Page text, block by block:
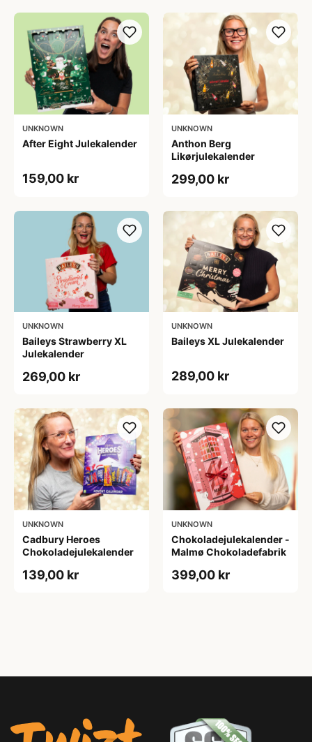
UNKNOWN
After Eight Julekalender
159,00 kr
UNKNOWN
Anthon Berg
Likørjulekalender
299,00 kr
UNKNOWN
Baileys Strawberry XL
Julekalender
269,00 kr
UNKNOWN
Baileys XL Julekalender
289,00 kr
UNKNOWN
Cadbury Heroes
Chokoladejulekalender
139,00 kr
UNKNOWN
Chokoladejulekalender -
Malmø Chokoladefabrik
399,00 kr